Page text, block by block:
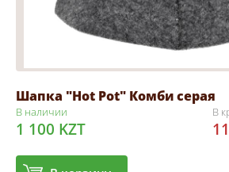
Шапка "Hot Pot" Комби серая
В наличии
1 100 KZT
В